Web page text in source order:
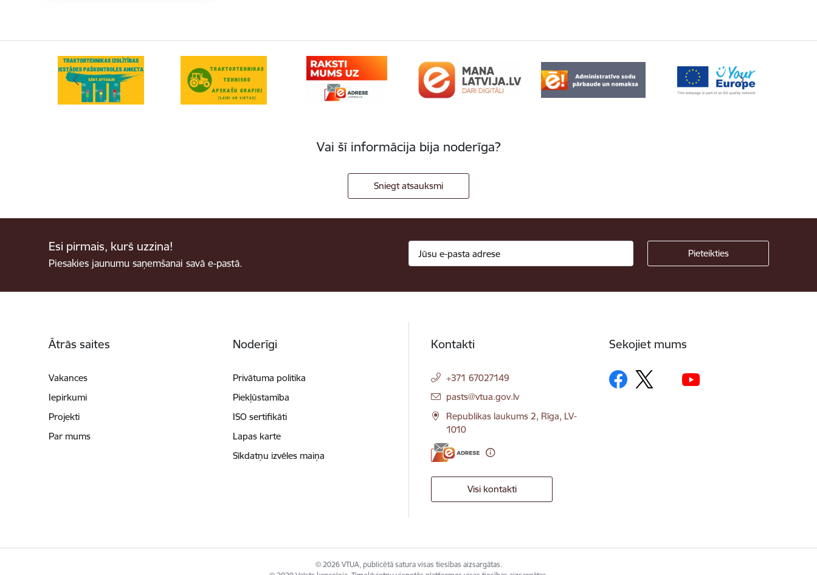
Vai šī informācija bija noderīga?
Sniegt atsauksmi
Esi pirmais, kurš uzzina!
Piesakies jaunumu saņemšanai savā e-pastā.
Ātrās saites
Vakances
Iepirkumi
Projekti
Par mums
Noderīgi
Privātuma politika
Piekļūstamība
ISO sertifikāti
Lapas karte
Sīkdatņu izvēles maiņa
Kontakti
+371 67027149
E-pasts:
pasts@vtua.gov.lv
Republikas laukums 2, Rīga, LV-
1010
Visi kontakti
Sekojiet mums
© 2026 VTUA, publicētā satura visas tiesības aizsargātas.